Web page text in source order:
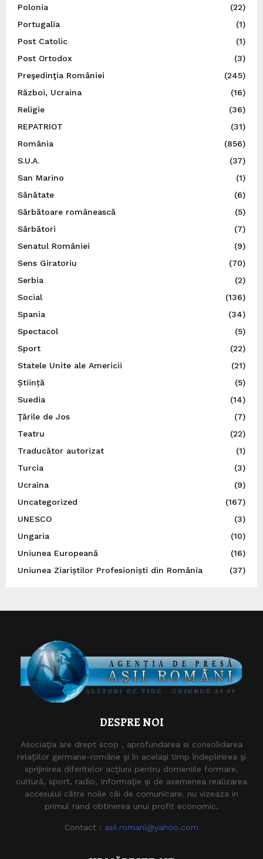
Polonia
(22)
Portugalia
(1)
Post Catolic
(1)
Post Ortodox
(3)
Preşedinţia României
(245)
Război, Ucraina
(16)
Religie
(36)
REPATRIOT
(31)
România
(856)
S.U.A.
(37)
San Marino
(1)
Sănătate
(6)
Sărbătoare românească
(5)
Sărbători
(7)
Senatul României
(9)
Sens Giratoriu
(70)
Serbia
(2)
Social
(136)
Spania
(34)
Spectacol
(5)
Sport
(22)
Statele Unite ale Americii
(21)
Știință
(5)
Suedia
(14)
Ţările de Jos
(7)
Teatru
(22)
Traducător autorizat
(1)
Turcia
(3)
Ucraina
(9)
Uncategorized
(167)
UNESCO
(3)
Ungaria
(10)
Uniunea Europeană
(16)
Uniunea Ziariștilor Profesioniști din România
(37)
DESPRE NOI
Asociaţia are drept scop , aprofundarea si consolidarea
relaţiilor germane-române şi în acelaşi timp îndeplinirea şi
sprijinirea diferitelor acţiuni pentru domeniile formare,
cultură, sport, radio, Informaţie şi de asemenea realizarea
accesului către noile căi de comunicare. nu vizeaza in
primul rand obtinerea unui profit economic.
Contact : asii.romani@yahoo.com